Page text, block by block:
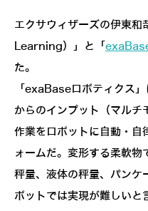
エクサウィザーズの伊東
Learning）」と「
た。
「exaBaseロボティクス
からのインプット（マルチ
作業をロボットに自動・自
ォームだ。変形する柔軟物
秤量、液体の秤量、パンケ
ボットでは実現が難しいと